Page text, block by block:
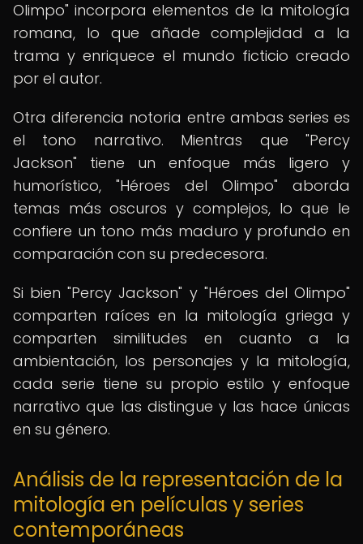
Olimpo" incorpora elementos de la mitología
romana, lo que añade complejidad a la
trama y enriquece el mundo ficticio creado
por el autor.
Otra diferencia notoria entre ambas series es
el tono narrativo. Mientras que "Percy
Jackson" tiene un enfoque más ligero y
humorístico, "Héroes del Olimpo" aborda
temas más oscuros y complejos, lo que le
confiere un tono más maduro y profundo en
comparación con su predecesora.
Si bien "Percy Jackson" y "Héroes del Olimpo"
comparten raíces en la mitología griega y
comparten similitudes en cuanto a la
ambientación, los personajes y la mitología,
cada serie tiene su propio estilo y enfoque
narrativo que las distingue y las hace únicas
en su género.
Análisis de la representación de la
mitología en películas y series
contemporáneas